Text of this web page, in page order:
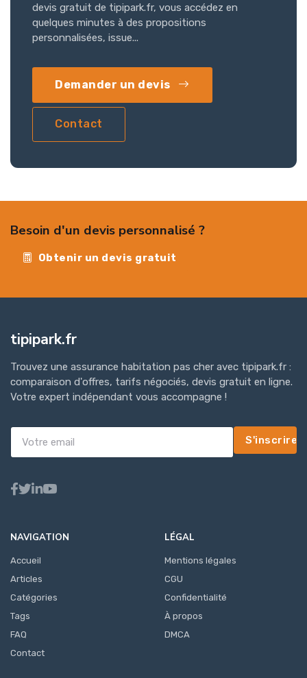
devis gratuit de tipipark.fr, vous accédez en
quelques minutes à des propositions
personnalisées, issue...
Demander un devis
Contact
Besoin d'un devis personnalisé ?
Obtenir un devis gratuit
tipipark.fr
Trouvez une assurance habitation pas cher avec tipipark.fr :
comparaison d'offres, tarifs négociés, devis gratuit en ligne.
Votre expert indépendant vous accompagne !
S'inscrire
NAVIGATION
Accueil
Articles
Catégories
Tags
FAQ
Contact
LÉGAL
Mentions légales
CGU
Confidentialité
À propos
DMCA